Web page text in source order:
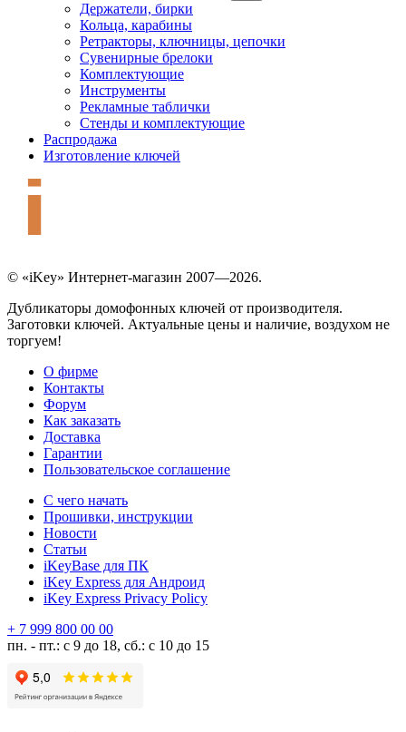
Держатели, бирки
Кольца, карабины
Ретракторы, ключницы, цепочки
Сувенирные брелоки
Комплектующие
Инструменты
Рекламные таблички
Стенды и комплектующие
Распродажа
Изготовление ключей
© «iKey» Интернет-магазин 2007—2026.
Дубликаторы домофонных ключей от производителя.
Заготовки ключей. Актуальные цены и наличие, воздухом не
торгуем!
О фирме
Контакты
Форум
Как заказать
Доставка
Гарантии
Пользовательское соглашение
С чего начать
Прошивки, инструкции
Новости
Статьи
iKeyBase для ПК
iKey Express для Андроид
iKey Express Privacy Policy
+ 7 999 800 00 00
пн. - пт.: с 9 до 18, сб.: с 10 до 15